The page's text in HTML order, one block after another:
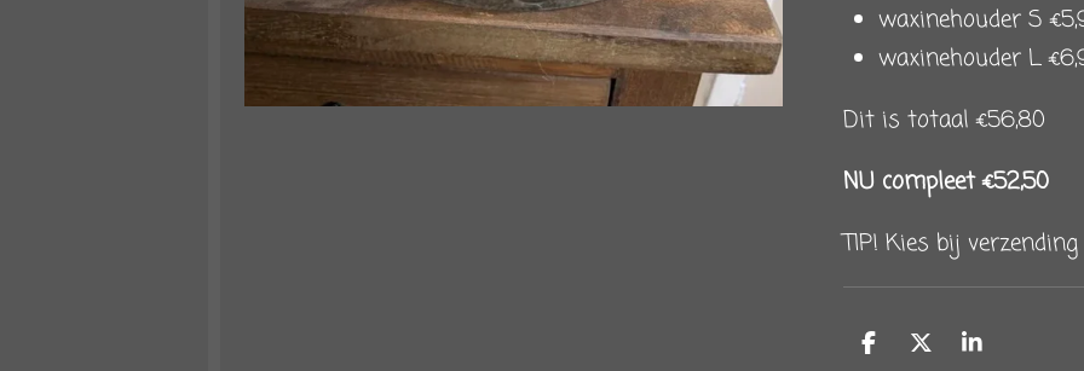
waxinehouder S
waxinehouder L
Dit is totaal €56,80
NU compleet €52,50
TIP! Kies bij
D D S